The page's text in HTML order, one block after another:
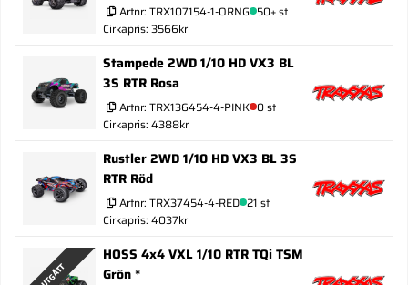
Artnr: TRX107154-1-ORNG 50+ st
Cirkapris: 3566kr
Stampede 2WD 1/10 HD VX3 BL
3S RTR Rosa
Artnr: TRX136454-4-PINK 0 st
Cirkapris: 4388kr
Rustler 2WD 1/10 HD VX3 BL 3S
RTR Röd
Artnr: TRX37454-4-RED 21 st
Cirkapris: 4037kr
UTGÅTT
HOSS 4x4 VXL 1/10 RTR TQi TSM
Grön *